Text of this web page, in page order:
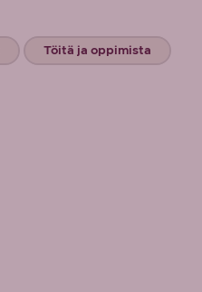
Töitä ja oppimista